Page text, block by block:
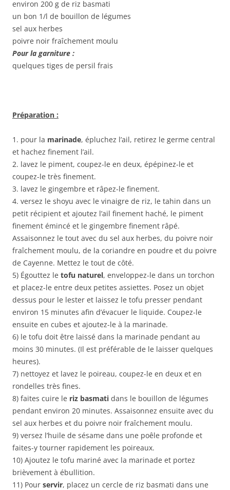
environ 200 g de riz basmati
un bon 1/l de bouillon de légumes
sel aux herbes
poivre noir fraîchement moulu
Pour la garniture :
quelques tiges de persil frais
Préparation :
1. pour la marinade, épluchez l’ail, retirez le germe central
et hachez finement l’ail.
2. lavez le piment, coupez-le en deux, épépinez-le et
coupez-le très finement.
3. lavez le gingembre et râpez-le finement.
4. versez le shoyu avec le vinaigre de riz, le tahin dans un
petit récipient et ajoutez l’ail finement haché, le piment
finement émincé et le gingembre finement râpé.
Assaisonnez le tout avec du sel aux herbes, du poivre noir
fraîchement moulu, de la coriandre en poudre et du poivre
de Cayenne. Mettez le tout de côté.
5) Égouttez le tofu naturel, enveloppez-le dans un torchon
et placez-le entre deux petites assiettes. Posez un objet
dessus pour le lester et laissez le tofu presser pendant
environ 15 minutes afin d’évacuer le liquide. Coupez-le
ensuite en cubes et ajoutez-le à la marinade.
6) le tofu doit être laissé dans la marinade pendant au
moins 30 minutes. (Il est préférable de le laisser quelques
heures).
7) nettoyez et lavez le poireau, coupez-le en deux et en
rondelles très fines.
8) faites cuire le riz basmati dans le bouillon de légumes
pendant environ 20 minutes. Assaisonnez ensuite avec du
sel aux herbes et du poivre noir fraîchement moulu.
9) versez l’huile de sésame dans une poêle profonde et
faites-y tourner rapidement les poireaux.
10) Ajoutez le tofu mariné avec la marinade et portez
brièvement à ébullition.
11) Pour servir, placez un cercle de riz basmati dans une